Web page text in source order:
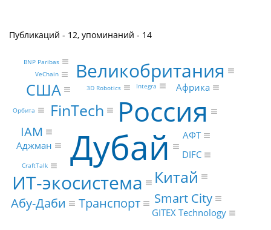
Публикаций - 12, упоминаний - 14
Дубай
Россия
ИТ-экосистема
Великобритания
FinTech
Китай
США
Smart City
IAM
Абу-Даби Транспорт
DIFC
АФТ
Аджман
Африка
GITEX Technology
CraftTalk
VeChain
Integra
3D Robotics
Орбита
BNP Paribas